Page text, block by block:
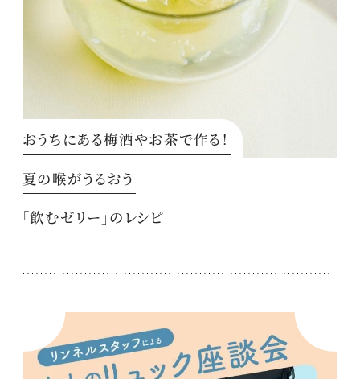
おうちにある梅酒やお茶で作る！
夏の喉がうるおう
「飲むゼリー」のレシピ